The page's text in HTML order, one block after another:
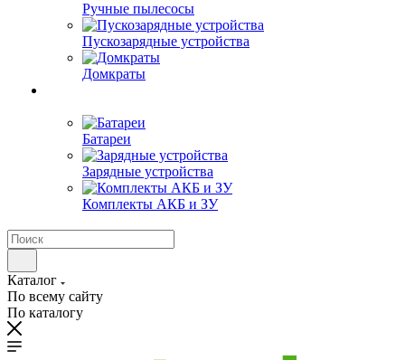
Ручные пылесосы
Пускозарядные устройства
Домкраты
Батареи
Зарядные устройства
Комплекты АКБ и ЗУ
Каталог
По всему сайту
По каталогу